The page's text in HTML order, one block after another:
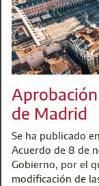
colegiados,
técnica para
pero no las
suscrito entre
IKEA®.
Agradecemos la
ante esta
misma lo antes
t: 91
@:
de Madrid
Se ha publicado
Acuerdo de 8 de
Gobierno, por el
modificación de